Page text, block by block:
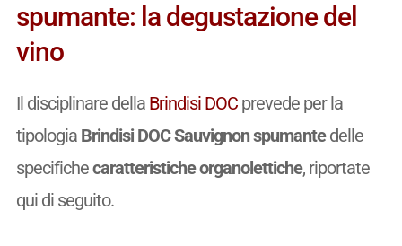
spumante: la degustazione del
vino
Il disciplinare della Brindisi DOCprevede per la
tipologia Brindisi DOC Sauvignon spumantedelle
specifichecaratteristiche organolettiche, riportate
qui di seguito.